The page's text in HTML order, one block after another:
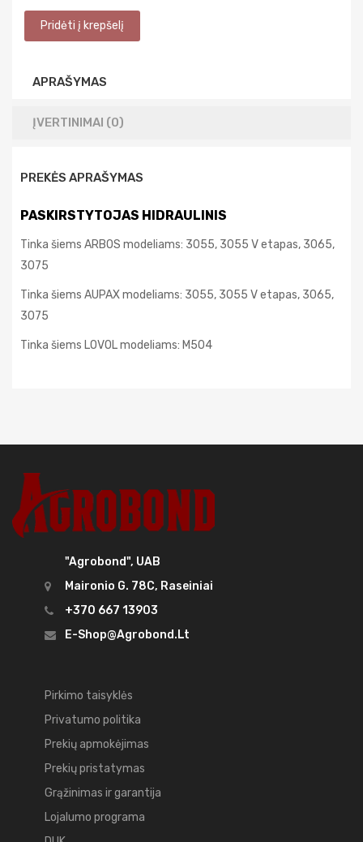
APRAŠYMAS
ĮVERTINIMAI (0)
PREKĖS APRAŠYMAS
PASKIRSTYTOJAS HIDRAULINIS
Tinka šiems ARBOS modeliams: 3055, 3055 V etapas, 3065,
3075
Tinka šiems AUPAX modeliams: 3055, 3055 V etapas, 3065,
3075
Tinka šiems LOVOL modeliams: M504
"Agrobond", UAB
Maironio G. 78C, Raseiniai
+370 667 13903
E-Shop@agrobond.lt
Pirkimo taisyklės
Privatumo politika
Prekių apmokėjimas
Prekių pristatymas
Grąžinimas ir garantija
Lojalumo programa